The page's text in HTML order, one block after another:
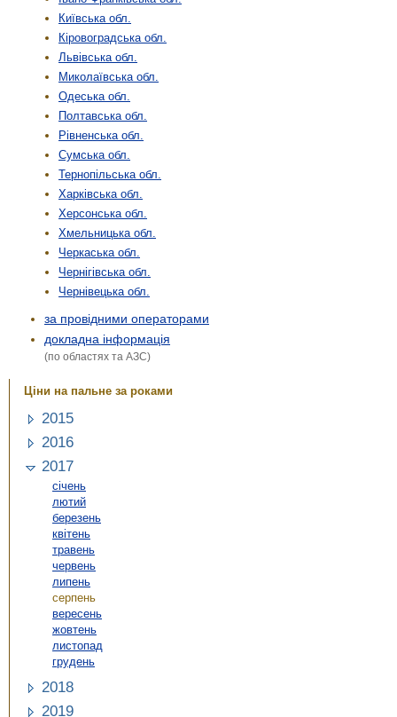
Київська обл.
Кіровоградська обл.
Львівська обл.
Миколаївська обл.
Одеська обл.
Полтавська обл.
Рівненська обл.
Сумська обл.
Тернопільська обл.
Харківська обл.
Херсонська обл.
Хмельницька обл.
Черкаська обл.
Чернігівська обл.
Чернівецька обл.
за провідними операторами
докладна інформація
(по областях та АЗС)
Ціни на пальне за роками
2015
2016
2017
січень
лютий
березень
квітень
травень
червень
липень
серпень
вересень
жовтень
листопад
грудень
2018
2019